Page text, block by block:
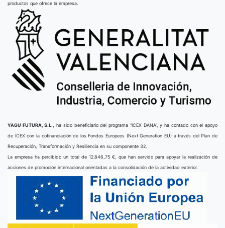
productos que ofrece la empresa.
YAGU FUTURA, S.L.,
ha sido beneficiario del programa “ICEX DANA”, y ha contado con el apoyo
de ICEX con la cofinanciación de los Fondos Europeos (Next Generation EU) a través del Plan de
Recuperación, Transformación y Resiliencia en su componente 32.
La empresa ha percibido un total de 12.846,75 €, que han servido para apoyar la realización de
acciones de promoción internacional orientadas a la consolidación de la actividad exterior.